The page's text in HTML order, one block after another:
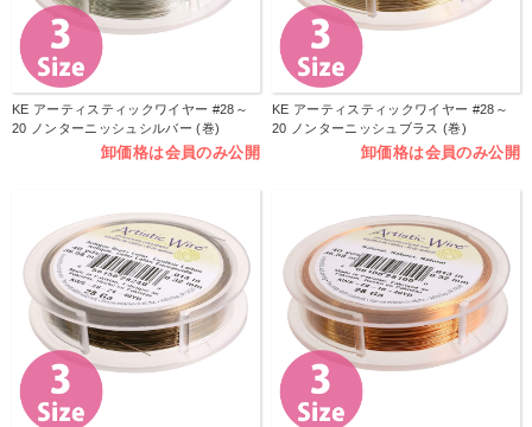
KE アーティスティックワイヤー #28～
20 ノンターニッシュシルバー (巻)
卸価格は会員のみ公開
KE アーティスティックワイヤー #28～
20 ノンターニッシュブラス (巻)
卸価格は会員のみ公開